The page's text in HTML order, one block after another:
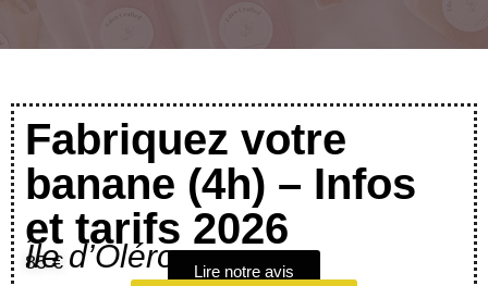
Fabriquez votre
banane (4h) – Infos
et tarifs 2026
Île d’Oléron
85 €
Lire notre avis